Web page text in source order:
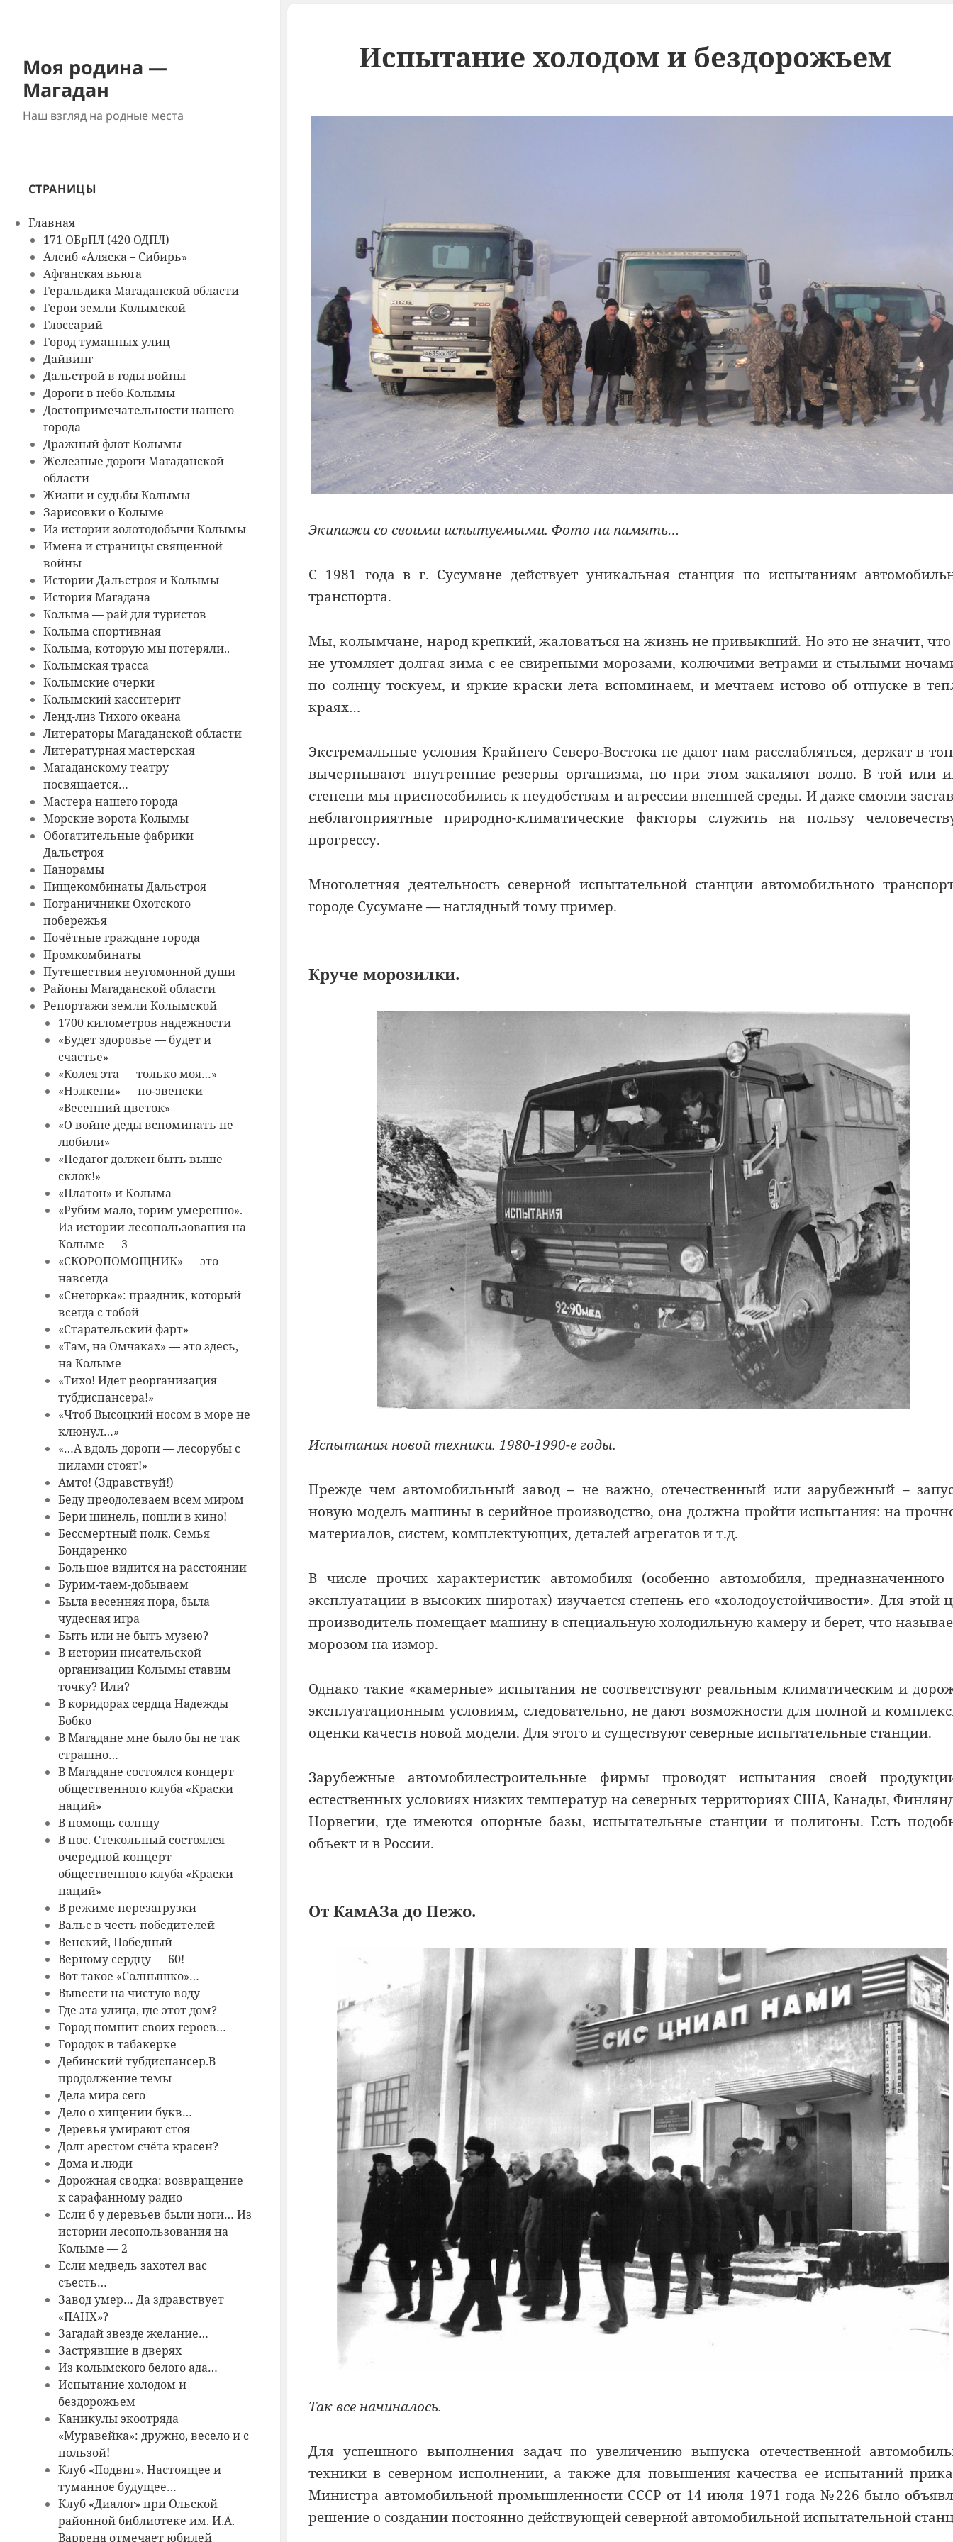
Моя родина —
Магадан
Наш взгляд на родные места
СТРАНИЦЫ
Главная
171 ОБрПЛ (420 ОДПЛ)
Алсиб «Аляска – Сибирь»
Афганская вьюга
Геральдика Магаданской области
Герои земли Колымской
Глоссарий
Город туманных улиц
Дайвинг
Дальстрой в годы войны
Дороги в небо Колымы
Достопримечательности нашего
города
Дражный флот Колымы
Железные дороги Магаданской
области
Жизни и судьбы Колымы
Зарисовки о Колыме
Из истории золотодобычи Колымы
Имена и страницы священной
войны
Истории Дальстроя и Колымы
История Магадана
Колыма — рай для туристов
Колыма спортивная
Колыма, которую мы потеряли..
Колымская трасса
Колымские очерки
Колымский касситерит
Ленд-лиз Тихого океана
Литераторы Магаданской области
Литературная мастерская
Магаданскому театру
посвящается…
Мастера нашего города
Морские ворота Колымы
Обогатительные фабрики
Дальстроя
Панорамы
Пищекомбинаты Дальстроя
Пограничники Охотского
побережья
Почётные граждане города
Промкомбинаты
Путешествия неугомонной души
Районы Магаданской области
Репортажи земли Колымской
1700 километров надежности
«Будет здоровье — будет и
счастье»
«Колея эта — только моя…»
«Нэлкени» — по-эвенски
«Весенний цветок»
«О войне деды вспоминать не
любили»
«Педагог должен быть выше
склок!»
«Платон» и Колыма
«Рубим мало, горим умеренно».
Из истории лесопользования на
Колыме — 3
«СКОРОПОМОЩНИК» — это
навсегда
«Снегорка»: праздник, который
всегда с тобой
«Старательский фарт»
«Там, на Омчаках» — это здесь,
на Колыме
«Тихо! Идет реорганизация
тубдиспансера!»
«Чтоб Высоцкий носом в море не
клюнул…»
«…А вдоль дороги — лесорубы с
пилами стоят!»
Амто! (Здравствуй!)
Беду преодолеваем всем миром
Бери шинель, пошли в кино!
Бессмертный полк. Семья
Бондаренко
Большое видится на расстоянии
Бурим-таем-добываем
Была весенняя пора, была
чудесная игра
Быть или не быть музею?
В истории писательской
организации Колымы ставим
точку? Или?
В коридорах сердца Надежды
Бобко
В Магадане мне было бы не так
страшно…
В Магадане состоялся концерт
общественного клуба «Краски
наций»
В помощь солнцу
В пос. Стекольный состоялся
очередной концерт
общественного клуба «Краски
наций»
В режиме перезагрузки
Вальс в честь победителей
Венский, Победный
Верному сердцу — 60!
Вот такое «Солнышко»…
Вывести на чистую воду
Где эта улица, где этот дом?
Город помнит своих героев…
Городок в табакерке
Дебинский тубдиспансер.В
продолжение темы
Дела мира сего
Дело о хищении букв…
Деревья умирают стоя
Долг арестом счёта красен?
Дома и люди
Дорожная сводка: возвращение
к сарафанному радио
Если б у деревьев были ноги… Из
истории лесопользования на
Колыме — 2
Если медведь захотел вас
съесть…
Завод умер… Да здравствует
«ПАНХ»?
Загадай звезде желание…
Застрявшие в дверях
Из колымского белого ада…
Испытание холодом и
бездорожьем
Каникулы экоотряда
«Муравейка»: дружно, весело и с
пользой!
Клуб «Подвиг». Настоящее и
туманное будущее…
Клуб «Диалог» при Ольской
районной библиотеке им. И.А.
Варрена отмечает юбилей
Испытание холодом и бездорожьем
Экипажи со своими испытуемыми. Фото на память…
С 1981 года в г. Сусумане действует уникальная станция по испытаниям
транспорта.
Мы, колымчане, народ крепкий, жаловаться на жизнь не привыкший. Но это не значит, что
не утомляет долгая зима с ее свирепыми морозами, колючими ветрами и стылыми
по солнцу тоскуем, и яркие краски лета вспоминаем, и мечтаем истово об отпуске в
краях…
Экстремальные условия Крайнего Северо-Востока не дают нам расслабляться, держат в
вычерпывают внутренние резервы организма, но при этом закаляют волю. В той или
степени мы приспособились к неудобствам и агрессии внешней среды. И даже смогли
неблагоприятные природно-климатические факторы служить на пользу
прогрессу.
Многолетняя деятельность северной испытательной станции автомобильного
городе Сусумане — наглядный тому пример.
Круче морозилки.
Испытания новой техники. 1980-1990-е годы.
Прежде чем автомобильный завод – не важно, отечественный или зарубежный –
новую модель машины в серийное производство, она должна пройти испытания: на
материалов, систем, комплектующих, деталей агрегатов и т.д.
В числе прочих характеристик автомобиля (особенно автомобиля, предназначенного
эксплуатации в высоких широтах) изучается степень его «холодоустойчивости». Для этой
производитель помещает машину в специальную холодильную камеру и берет, что
морозом на измор.
Однако такие «камерные» испытания не соответствуют реальным климатическим и
эксплуатационным условиям, следовательно, не дают возможности для полной и
оценки качеств новой модели. Для этого и существуют северные испытательные станции.
Зарубежные автомобилестроительные фирмы проводят испытания своей
естественных условиях низких температур на северных территориях США, Канады,
Норвегии, где имеются опорные базы, испытательные станции и полигоны. Есть
объект и в России.
От КамАЗа до Пежо.
Так все начиналось.
Для успешного выполнения задач по увеличению выпуска отечественной
техники в северном исполнении, а также для повышения качества ее испытаний
Министра автомобильной промышленности СССР от 14 июля 1971 года №226 было
решение о создании постоянно действующей северной автомобильной испытательной